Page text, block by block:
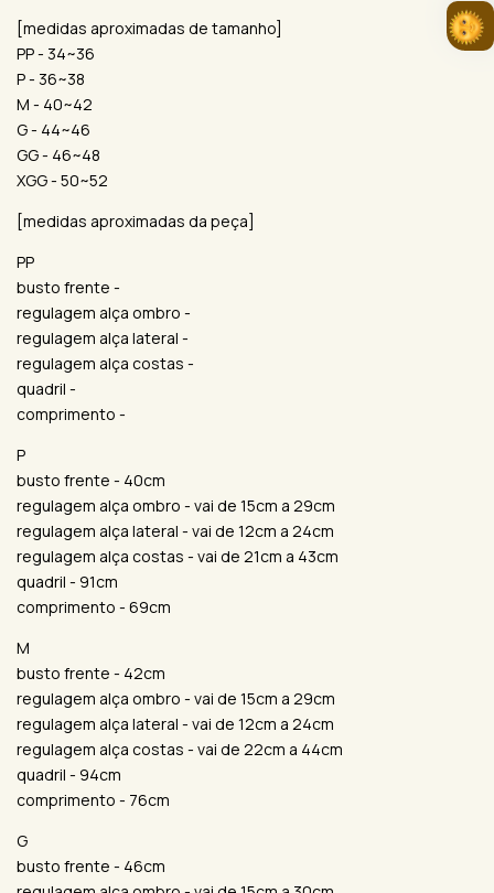
[medidas aproximadas de tamanho]
PP - 34~36
P - 36~38
M - 40~42
G - 44~46
GG - 46~48
XGG - 50~52
[medidas aproximadas da peça]
PP
busto frente -
regulagem alça ombro -
regulagem alça lateral -
regulagem alça costas -
quadril -
comprimento -
P
busto frente - 40cm
regulagem alça ombro - vai de 15cm a 29cm
regulagem alça lateral - vai de 12cm a 24cm
regulagem alça costas - vai de 21cm a 43cm
quadril - 91cm
comprimento - 69cm
M
busto frente - 42cm
regulagem alça ombro - vai de 15cm a 29cm
regulagem alça lateral - vai de 12cm a 24cm
regulagem alça costas - vai de 22cm a 44cm
quadril - 94cm
comprimento - 76cm
G
busto frente - 46cm